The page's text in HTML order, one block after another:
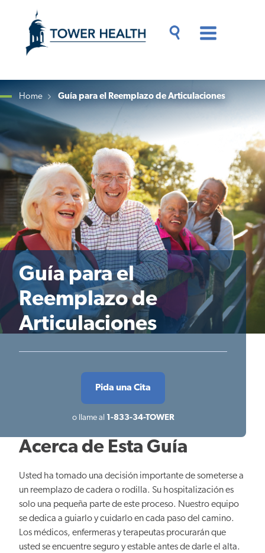
content
Content
Breadcrumb
Home Guía para el Reemplazo de Articulaciones
Guía para el
Reemplazo de
Articulaciones
Pida una Cita
o llame al 1-833-34-TOWER
Acerca de Esta Guía
Usted ha tomado una decisión importante de someterse a
un reemplazo de cadera o rodilla. Su hospitalización es
solo una pequeña parte de este proceso. Nuestro equipo
se dedica a guiarlo y cuidarlo en cada paso del camino.
Los médicos, enfermeras y terapeutas procurarán que
usted se encuentre seguro y estable antes de darle el alta.